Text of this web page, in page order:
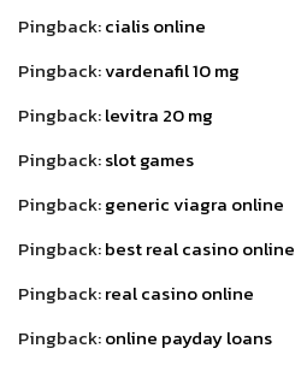
Pingback:cialis online
Pingback:vardenafil 10 mg
Pingback:levitra 20 mg
Pingback:slot games
Pingback:generic viagra online
Pingback:best real casino online
Pingback:real casino online
Pingback:online payday loans